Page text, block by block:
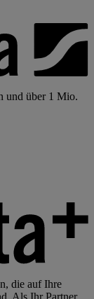
und über 1 Mio.
die auf Ihre
Als Ihr Partner